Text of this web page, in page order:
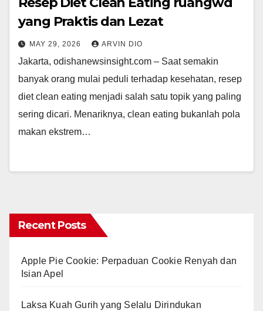
yang Praktis dan Lezat
MAY 29, 2026 ARVIN DIO
Jakarta, odishanewsinsight.com – Saat semakin
banyak orang mulai peduli terhadap kesehatan, resep
diet clean eating menjadi salah satu topik yang paling
sering dicari. Menariknya, clean eating bukanlah pola
makan ekstrem…
Recent Posts
Apple Pie Cookie: Perpaduan Cookie Renyah dan
Isian Apel
Laksa Kuah Gurih yang Selalu Dirindukan